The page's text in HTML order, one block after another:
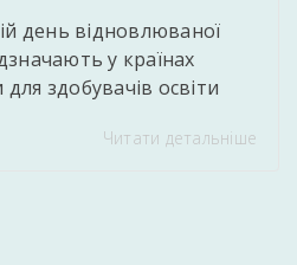
день відновлюваної
у країнах
здобувачів освіти
Єднорович Андрій
Читати детальніше